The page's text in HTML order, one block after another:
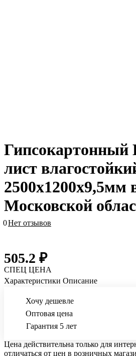
лист
2500x1200x9,5мм
Московской
0Нет отзывов
505.2 ₽
СПЕЦ ЦЕНА
Характеристики Описание
Хочу дешевле
Оптовая цена
Гарантия 5 лет
Цена действительна только для
отличаться от цен в розничных